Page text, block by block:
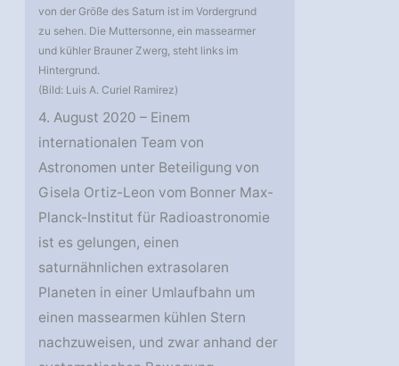
von der Größe des Saturn ist im Vordergrund
zu sehen. Die Muttersonne, ein massearmer
und kühler Brauner Zwerg, steht links im
Hintergrund.
(Bild: Luis A. Curiel Ramirez)
4. August 2020 – Einem
internationalen Team von
Astronomen unter Beteiligung von
Gisela Ortiz-Leon vom Bonner Max-
Planck-Institut für Radioastronomie
ist es gelungen, einen
saturnähnlichen extrasolaren
Planeten in einer Umlaufbahn um
einen massearmen kühlen Stern
nachzuweisen, und zwar anhand der